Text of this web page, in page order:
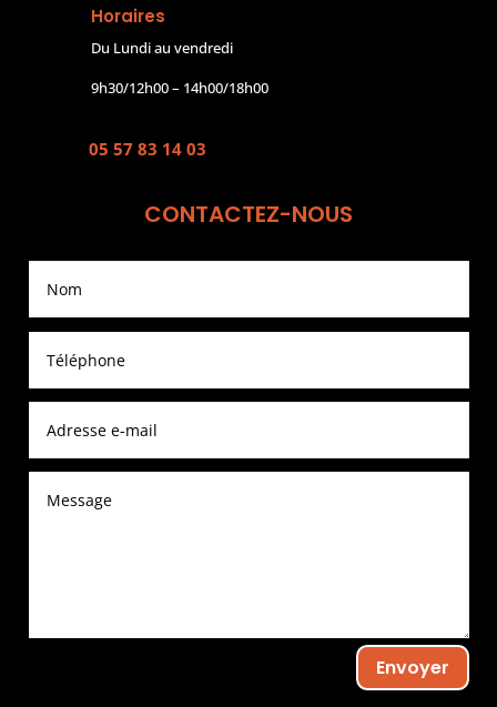
Horaires
Du Lundi au vendredi
9h30/12h00 – 14h00/18h00
05 57 83 14 03
CONTACTEZ-NOUS
Envoyer